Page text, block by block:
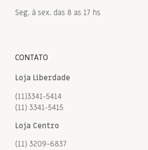
Seg. à sex. das 8 as 17 hs
CONTATO
Loja Liberdade
(11)3341-5414
(11) 3341-5415
Loja Centro
(11) 3209-6837